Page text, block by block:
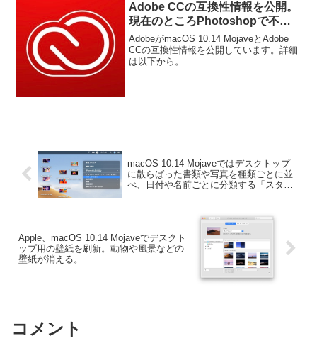
Adobe CCの互換性情報を公開。
現在のところPhotoshopで不具
合を確認し対応中。
AdobeがmacOS 10.14 MojaveとAdobe
CCの互換性情報を公開しています。詳細
は以下から。
macOS 10.14 Mojaveではデスクトップ
に散らばった書類や写真を種類ごとに並
べ、日付や名前ごとに分類する「スタッ
Apple、macOS 10.14 Mojaveでデスクト
ップ用の壁紙を刷新。動物や風景などの
壁紙が消える。
コメント